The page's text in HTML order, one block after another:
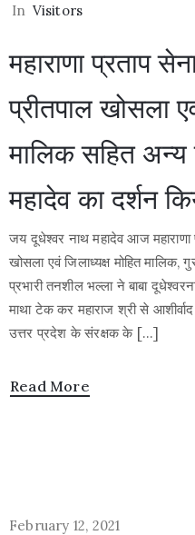
In Visitors
महाराणा प्रताप
प्रीतपाल खोसला
मालिक सहित अन्य
महादेव का दर्शन
जय दूधेश्वर नाथ महादेव आज महाराणा
खोसला एवं जिलाध्यक्ष मोहित मालिक,
प्रभारी तनशील भल्ला ने बाबा
माथा टेक कर महाराज श्री से आशीर्वाद
उत्तर प्रदेश के संरक्षक के […]
Read More
February 12, 2021